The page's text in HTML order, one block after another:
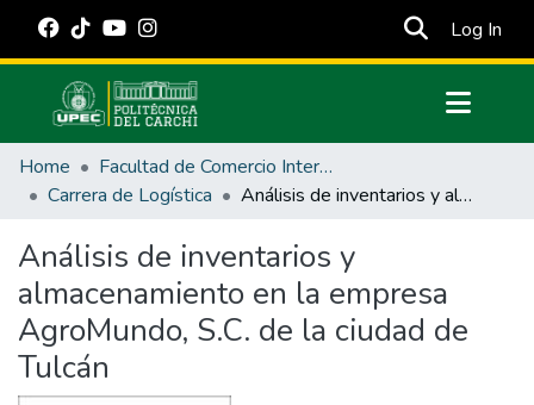
Log In
Communities & Collections
All of DSpace
Estadísticas Externas
Manuales
Home
Facultad de Comercio Internacional, Integración, Administración y Economía Empresarial
Carrera de Logística
Análisis de inventarios y almacenamiento en la empresa AgroMundo, S.C. de la ciudad de Tulcán
Análisis de inventarios y
almacenamiento en la empresa
AgroMundo, S.C. de la ciudad de
Tulcán